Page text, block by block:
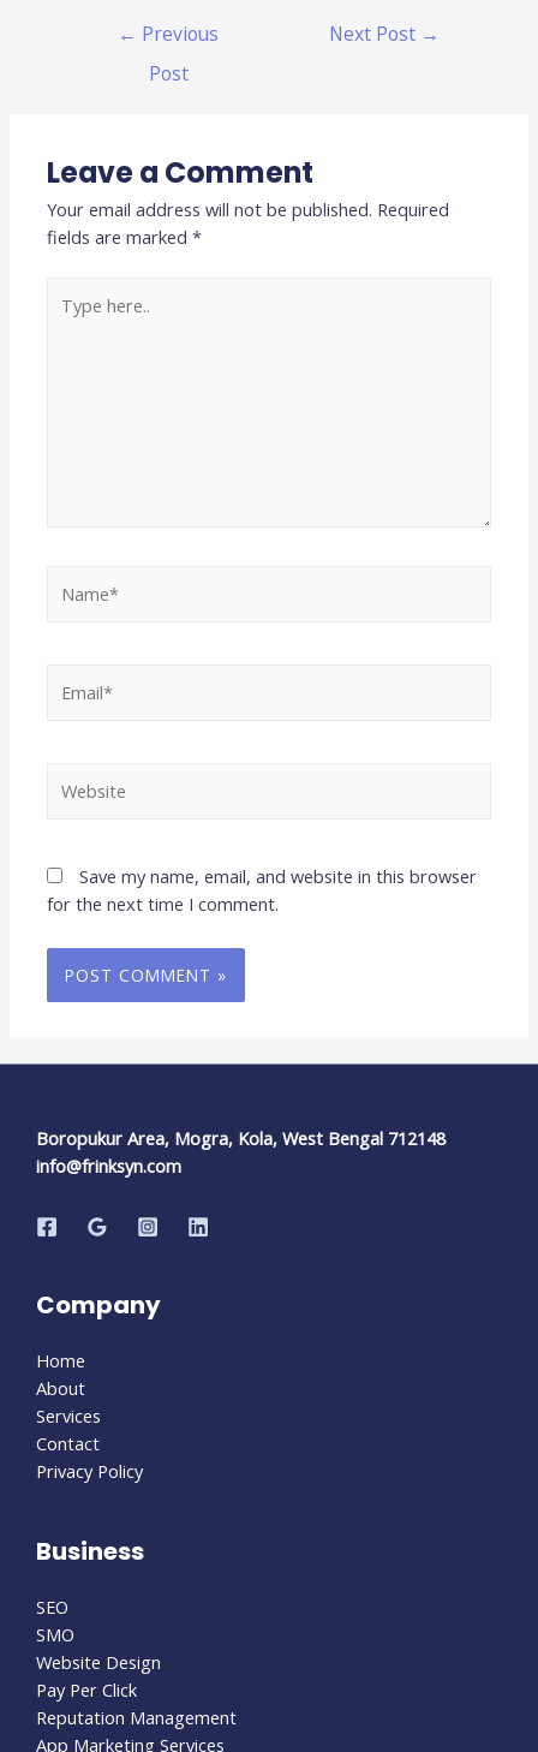
← Previous
Post
Next Post →
Leave a Comment
Your email address will not be published. Required
fields are marked*
Save my name, email, and website in this browser
for the next time I comment.
Boropukur Area, Mogra, Kola, West Bengal 712148
info@frinksyn.com
Company
Home
About
Services
Contact
Privacy Policy
Business
SEO
SMO
Website Design
Pay Per Click
Reputation Management
App Marketing Services